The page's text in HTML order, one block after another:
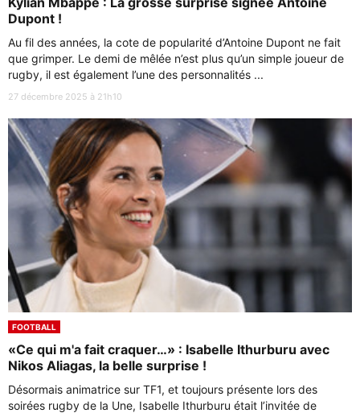
Dupont !
Au fil des années, la cote de popularité d’Antoine Dupont ne fait
que grimper. Le demi de mêlée n’est plus qu’un simple joueur de
rugby, il est également l’une des personnalités ...
27 décembre 2025 à 21h10
FOOTBALL
«Ce qui m'a fait craquer…» : Isabelle Ithurburu avec
Nikos Aliagas, la belle surprise !
Désormais animatrice sur TF1, et toujours présente lors des
soirées rugby de la Une, Isabelle Ithurburu était l’invitée de